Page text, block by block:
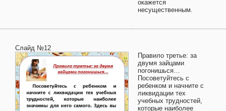
окажется
несущественным.
Слайд №12
Правило третье: за
двумя зайцами
погонишься…
Посоветуйтесь с
ребенком и начните с
ликвидации тех
учебных трудностей,
которые наиболее